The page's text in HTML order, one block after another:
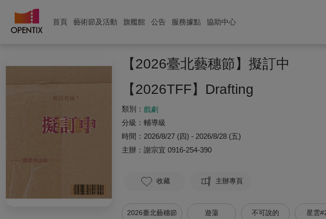
首頁 藝術節及活動 旗艦館 公告 服務據點 協助中心
【2026臺北藝穗節】擬訂中
【2026TFF】Drafting
類別： 戲劇
分級： 輔導級
時間： 2026/8/27 (四) - 2026/8/28 (五)
主辦： 謝宗宜 0916-254-390
收藏 主辦專頁
2026臺北藝穗節 遊蕩 不可說的 星雲